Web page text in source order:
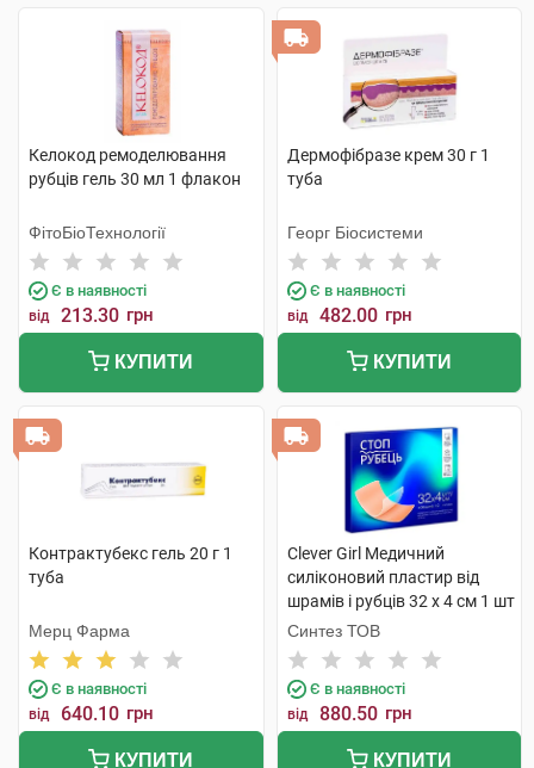
Келокод ремоделювання
рубців гель 30 мл 1 флакон
ФітоБіоТехнології
Є в наявності
від 213.30 грн
КУПИТИ
Дермофібразе крем 30 г 1
туба
Георг Біосистеми
Є в наявності
від 482.00 грн
КУПИТИ
Контрактубекс гель 20 г 1
туба
Мерц Фарма
Є в наявності
від 640.10 грн
КУПИТИ
Clever Girl Медичний
силіконовий пластир від
шрамів і рубців 32 x 4 см 1 шт
Синтез ТОВ
Є в наявності
від 880.50 грн
КУПИТИ